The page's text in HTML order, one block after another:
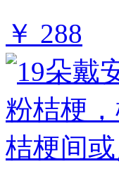
￥ 288